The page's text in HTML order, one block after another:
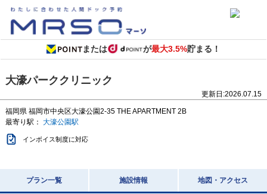
または が最大3.5%貯まる！
大濠パーククリニック
更新日:2026.07.15
福岡県 福岡市中央区大濠公園2-35 THE APARTMENT 2B
最寄り駅： 大濠公園駅
インボイス制度に対応
プラン一覧 施設情報 地図・アクセス